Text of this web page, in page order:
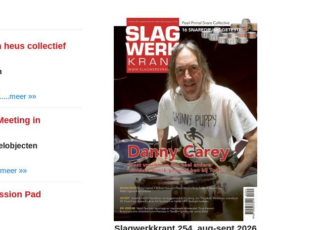
heus collectief
.....meer »»
in
»»
Pad